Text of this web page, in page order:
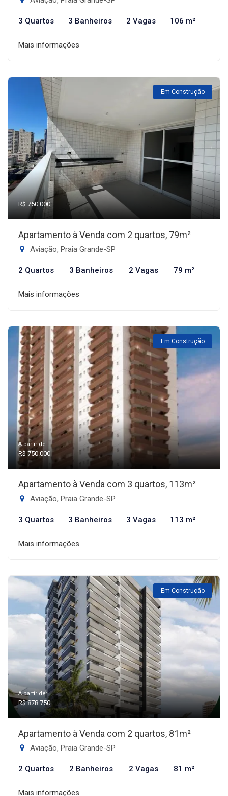
3 Quartos 3 Banheiros 2 Vagas 106 m²
Mais informações
Em Construção
R$ 750.000
Apartamento à Venda com 2 quartos, 79m²
Aviação, Praia Grande-SP
2 Quartos 3 Banheiros 2 Vagas 79 m²
Mais informações
Em Construção
A partir de:
R$ 750.000
Apartamento à Venda com 3 quartos, 113m²
Aviação, Praia Grande-SP
3 Quartos 3 Banheiros 3 Vagas 113 m²
Mais informações
Em Construção
A partir de:
R$ 878.750
Apartamento à Venda com 2 quartos, 81m²
Aviação, Praia Grande-SP
2 Quartos 2 Banheiros 2 Vagas 81 m²
Mais informações